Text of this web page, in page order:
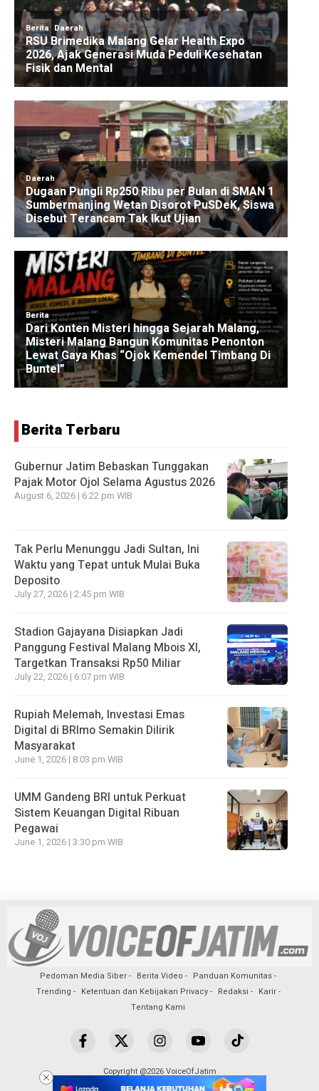
Berita Terbaru
Gubernur Jatim Bebaskan Tunggakan
Pajak Motor Ojol Selama Agustus 2026
August 6, 2026 | 6:22 pm WIB
Tak Perlu Menunggu Jadi Sultan, Ini
Waktu yang Tepat untuk Mulai Buka
Deposito
July 27, 2026 | 2:45 pm WIB
Stadion Gajayana Disiapkan Jadi
Panggung Festival Malang Mbois XI,
Targetkan Transaksi Rp50 Miliar
July 22, 2026 | 6:07 pm WIB
Rupiah Melemah, Investasi Emas
Digital di BRImo Semakin Dilirik
Masyarakat
June 1, 2026 | 8:03 pm WIB
UMM Gandeng BRI untuk Perkuat
Sistem Keuangan Digital Ribuan
Pegawai
June 1, 2026 | 3:30 pm WIB
Pedoman Media Siber Berita Video
Panduan Komunitas
Trending
Ketentuan dan Kebijakan Privacy Redaksi
Karir
Tentang Kami
Copyright @2026 VoiceOfJatim
All Rights Reserved